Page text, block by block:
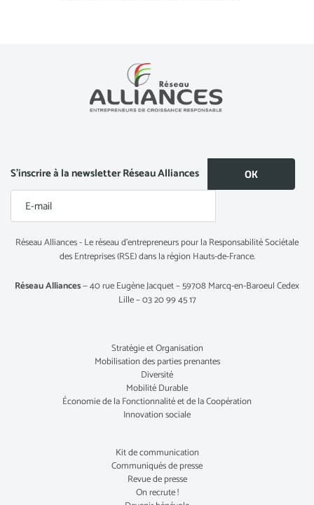
S’inscrire à la newsletter Réseau Alliances
Réseau Alliances - Le réseau d’entrepreneurs pour la Responsabilité Sociétale
des Entreprises (RSE) dans la région Hauts-de-France.
Réseau Alliances— 40 rue Eugène Jacquet – 59708 Marcq-en-Baroeul Cedex
Lille – 03 20 99 45 17
Stratégie et Organisation
Mobilisation des parties prenantes
Diversité
Mobilité Durable
Économie de la Fonctionnalité et de la Coopération
Innovation sociale
Kit de communication
Communiqués de presse
Revue de presse
On recrute !